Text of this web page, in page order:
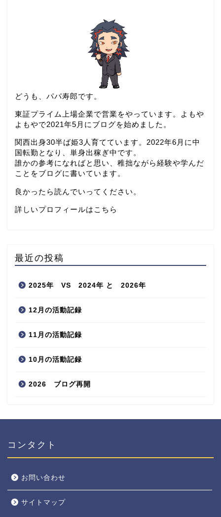
どうも、パパ寿郎です。
東証プライム上場企業で営業をやっています。よもや
よもやで2021年5月にブログを始めました。
関西出身30半ば姫3人育てています。2022年6月に中
国転勤となり、単身出稼ぎ中です。
誰かの参考になればと思い、稚拙ながら経験や学んだ
ことをブログに書いています。
良かったら読んでいってください。
詳しいプロフィールはこちら
最近の投稿
2025年 VS 2024年 と 2026年
12月の活動記録
11月の活動記録
10月の活動記録
2026 ブログ再開
コンタクト
お問い合わせ
サイトマップ